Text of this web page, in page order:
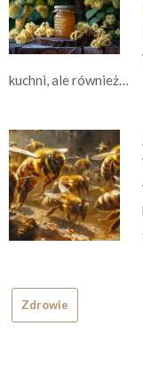
kuchni, ale również…
Zdrowie